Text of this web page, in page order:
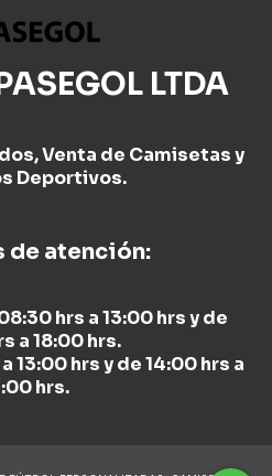
LTDA
Venta de Camisetas y
Deportivos.
de atención:
hrs a 13:00 hrs y de
a 18:00 hrs.
13:00 hrs y de 14:00 hrs a
hrs.